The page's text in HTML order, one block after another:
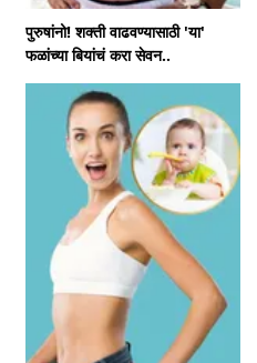
पुरुषांनो! शक्ती वाढवण्यासाठी 'या'
फळांच्या बियांचं करा सेवन..